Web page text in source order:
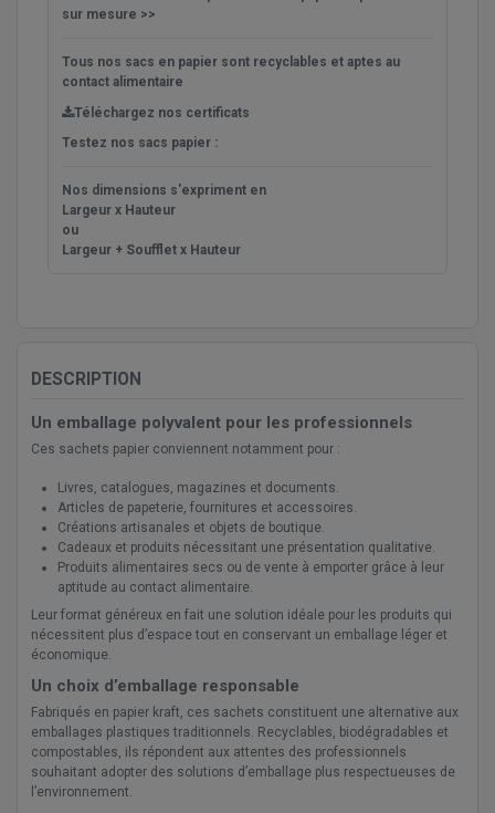
sur mesure >>
Tous nos sacs en papier sont recyclables et aptes au
contact alimentaire
Téléchargez nos certificats
Testez nos sacs papier :
Nos dimensions s'expriment en
Largeur x Hauteur
ou
Largeur + Soufflet x Hauteur
DESCRIPTION
Un emballage polyvalent pour les professionnels
Ces sachets papier conviennent notamment pour :
Livres, catalogues, magazines et documents.
Articles de papeterie, fournitures et accessoires.
Créations artisanales et objets de boutique.
Cadeaux et produits nécessitant une présentation qualitative.
Produits alimentaires secs ou de vente à emporter grâce à leur
aptitude au contact alimentaire.
Leur format généreux en fait une solution idéale pour les produits qui
nécessitent plus d’espace tout en conservant un emballage léger et
économique.
Un choix d’emballage responsable
Fabriqués en papier kraft, ces sachets constituent une alternative aux
emballages plastiques traditionnels. Recyclables, biodégradables et
compostables, ils répondent aux attentes des professionnels
souhaitant adopter des solutions d’emballage plus respectueuses de
l’environnement.